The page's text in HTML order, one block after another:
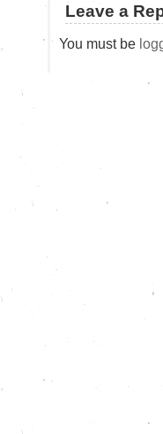
Leave a
You must be